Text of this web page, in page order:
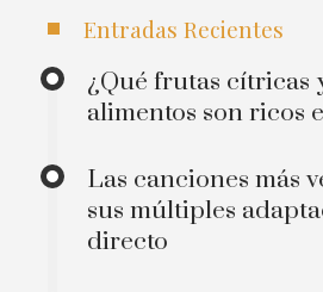
Entradas Recientes
¿Qué frutas cítricas
alimentos son ricos
Las canciones más
sus múltiples
directo